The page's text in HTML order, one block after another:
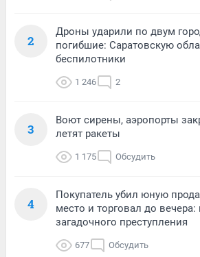
2
Дроны ударили по двум
погибшие: Саратовскую
беспилотники
1 246 2
3
Воют сирены, аэропорты
летят ракеты
1 175 Обсудить
4
Покупатель убил юную
место и торговал до вечера:
загадочного преступления
677 Обсудить